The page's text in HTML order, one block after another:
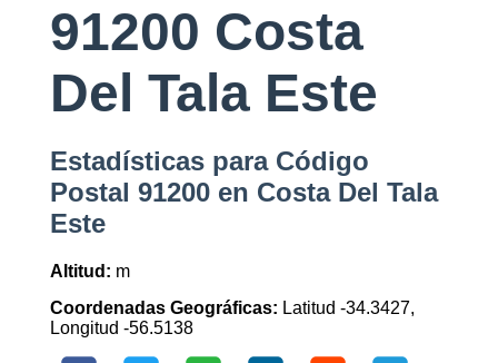
91200 Costa
Del Tala Este
Estadísticas para Código
Postal 91200 en Costa Del Tala
Este
Altitud: m
Coordenadas Geográficas: Latitud -34.3427,
Longitud -56.5138